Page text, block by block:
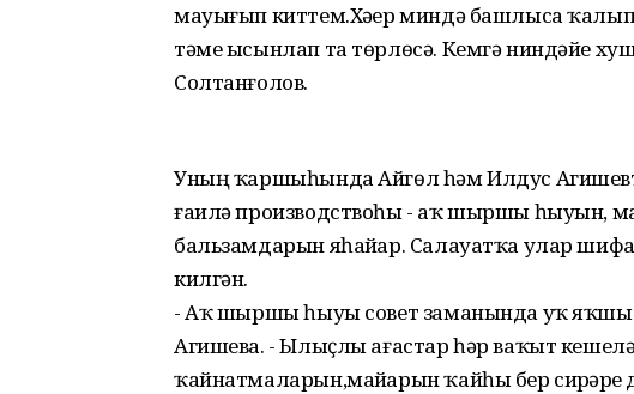
мауығып киттем.Хәҙер миндә башлыса
тәме ысынлап та төрлөсә. Кемгә ниндәйе
Солтанғолов.
Уның ҡаршыһында Айгөл һәм Илдус
ғаилә производствоһы - аҡ шыршы һыуын,
бальзамдарын яһайҙар. Салауатҡа улар
килгән.
- Аҡ шыршы һыуы совет заманында уҡ яҡшы
Агишева. - Ылыҫлы ағастар һәр ваҡыт
ҡайнатмаларын,майҙарын ҡайһы бер сирҙәрҙе